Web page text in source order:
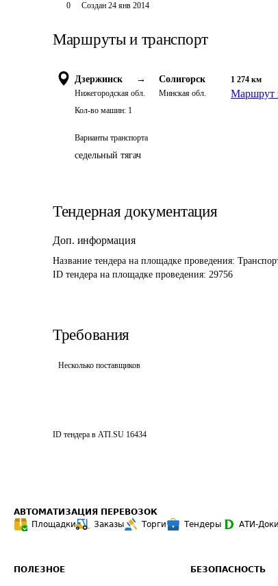
0 Создан 24 янв 2014
Маршруты и транспорт
Дзержинск →
Нижегородская обл.
Солигорск
Минская обл.
1 274 км
Маршрут
Кол-во машин: 1
Варианты транспорта
седельный тягач
Тендерная документация
Доп. информация
Название тендера на площадке проведения:
ID тендера на площадке проведения: 29756
Требования
Несколько поставщиков
ID тендера в ATI.SU 16434
АВТОМАТИЗАЦИЯ ПЕРЕВОЗОК
Площадки
Заказы Торги Тендеры АТИ-Доки
ПОЛЕЗНОЕ БЕЗОПАСНОСТЬ